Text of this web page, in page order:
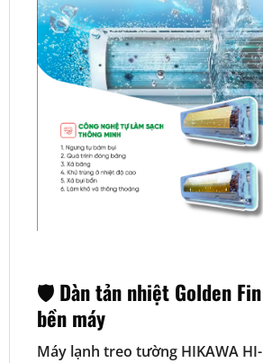
🛡️ Dàn tản nhiệt Golden
bền máy
Máy lạnh treo tường HIKAWA